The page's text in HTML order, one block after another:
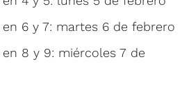
6 y 7: martes 6 de febrero
8 y 9: miércoles 7 de